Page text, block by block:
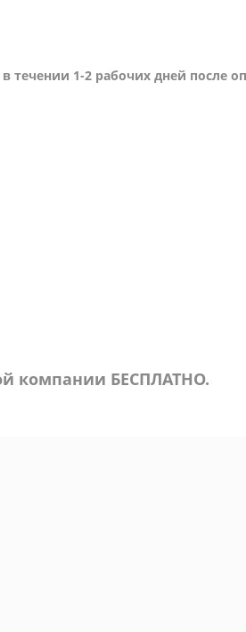
течении 1-2 рабочих дней после
компании БЕСПЛАТНО.